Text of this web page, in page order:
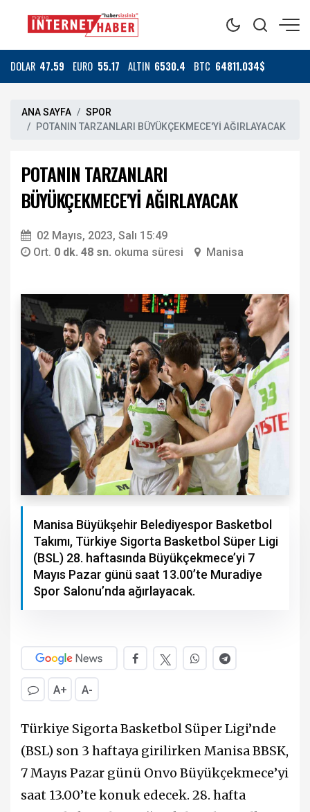
DOLAR 47.59 EURO 55.17 ALTIN 6530.4 BTC 64811.034$
ANA SAYFA
SPOR
POTANIN TARZANLARI BÜYÜKÇEKMECE'Yİ AĞIRLAYACAK
POTANIN TARZANLARI
BÜYÜKÇEKMECE'Yİ AĞIRLAYACAK
02 Mayıs, 2023, Salı 15:49
Ort. 0 dk. 48 sn. okuma süresi Manisa
Manisa Büyükşehir Belediyespor Basketbol
Takımı, Türkiye Sigorta Basketbol Süper Ligi
(BSL) 28. haftasında Büyükçekmece’yi 7
Mayıs Pazar günü saat 13.00’te Muradiye
Spor Salonu’nda ağırlayacak.
A+ A-
Türkiye Sigorta Basketbol Süper Ligi’nde
(BSL) son 3 haftaya girilirken Manisa BBSK,
7 Mayıs Pazar günü Onvo Büyükçekmece’yi
saat 13.00’te konuk edecek. 28. hafta